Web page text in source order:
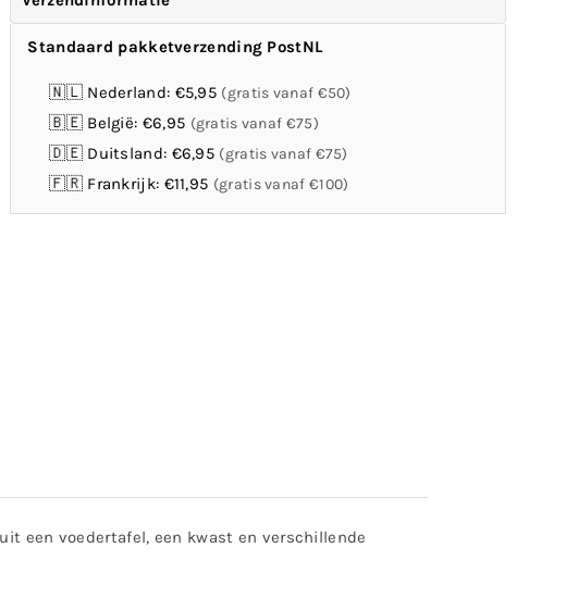
Standaard pakketverzending PostNL
🇳🇱 Nederland: €5,95 (gratis vanaf €50)
🇧🇪 België: €6,95 (gratis vanaf €75)
🇩🇪 Duitsland: €6,95 (gratis vanaf €75)
🇫🇷 Frankrijk: €11,95 (gratis vanaf €100)
een voedertafel, een kwast en verschillende